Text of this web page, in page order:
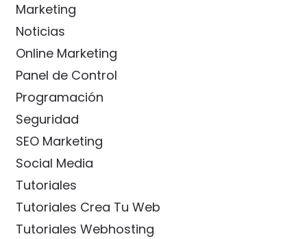
Marketing
Noticias
Online Marketing
Panel de Control
Programación
Seguridad
SEO Marketing
Social Media
Tutoriales
Tutoriales Crea Tu Web
Tutoriales Webhosting